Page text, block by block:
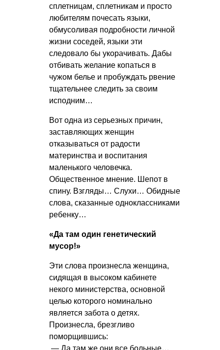
сплетницам, сплетникам и просто
любителям почесать языки,
обмусоливая подробности личной
жизни соседей, языки эти
следовало бы укорачивать. Дабы
отбивать желание копаться в
чужом белье и пробуждать рвение
тщательнее следить за своим
исподним…
Вот одна из серьезных причин,
заставляющих женщин
отказываться от радости
материнства и воспитания
маленького человечка.
Общественное мнение. Шепот в
спину. Взгляды… Слухи… Обидные
слова, сказанные одноклассниками
ребенку…
«Да там один генетический
мусор!»
Эти слова произнесла женщина,
сидящая в высоком кабинете
некого министерства, основной
целью которого номинально
является забота о детях.
Произнесла, брезгливо
поморщившись:
— Да там же они все больные…